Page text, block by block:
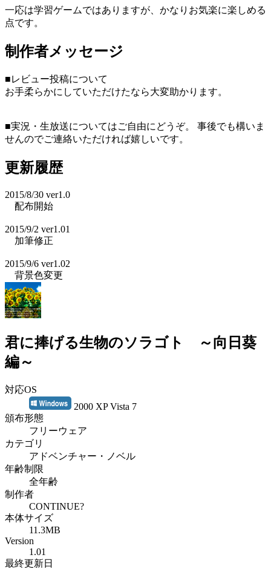
一応は学習ゲームではありますが、かなりお気楽に楽しめる
点です。
制作者メッセージ
■レビュー投稿について
お手柔らかにしていただけたなら大変助かります。
■実況・生放送についてはご自由にどうぞ。 事後でも構いま
せんのでご連絡いただければ嬉しいです。
更新履歴
2015/8/30 ver1.0
配布開始
2015/9/2 ver1.01
加筆修正
2015/9/6 ver1.02
背景色変更
君に捧げる生物のソラゴト ～向日葵
編～
対応OS
2000 XP Vista 7
頒布形態
フリーウェア
カテゴリ
アドベンチャー・ノベル
年齢制限
全年齢
制作者
CONTINUE?
本体サイズ
11.3MB
Version
1.01
最終更新日